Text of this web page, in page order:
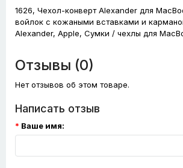
1626, Чехол-конверт Alexander для
войлок с кожаными вставками и
Alexander, Apple, Сумки / чехлы для
Отзывы (0)
Нет отзывов об этом товаре.
Написать отзыв
Ваше имя: